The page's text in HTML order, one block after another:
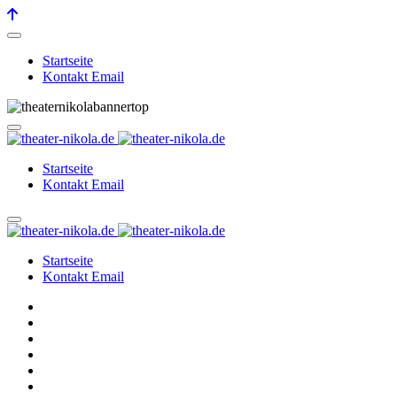
Startseite
Kontakt Email
Startseite
Kontakt Email
Startseite
Kontakt Email